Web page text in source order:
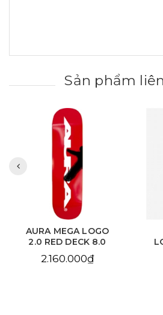
Sản phẩm
AURA MEGA LOGO
2.0 RED DECK 8.0
2.160.000₫